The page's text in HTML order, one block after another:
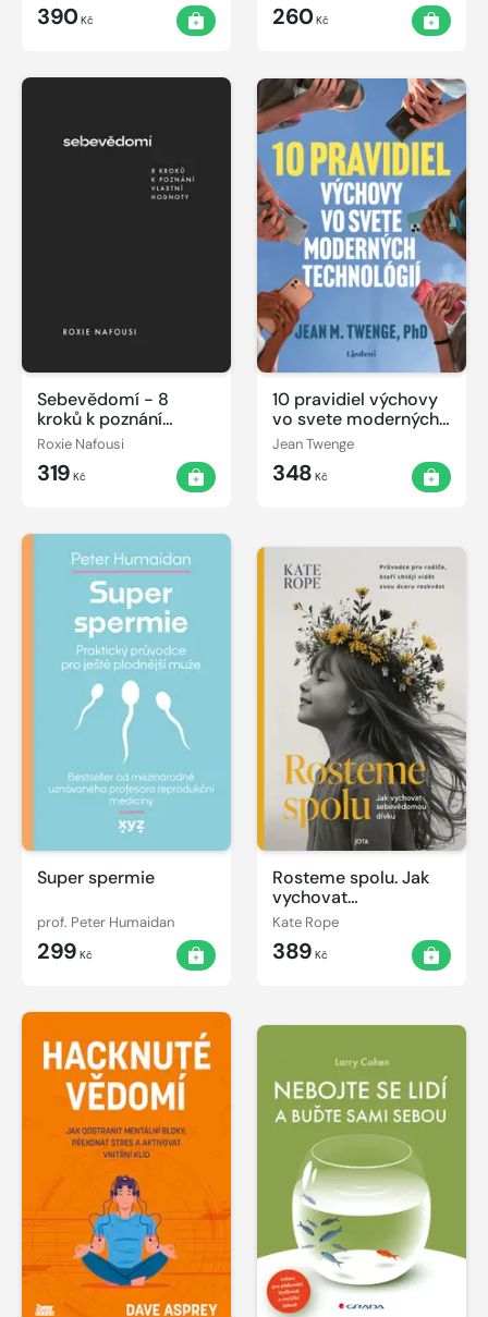
390Kč 260Kč
Sebevědomí - 8
kroků k poznání
vlastní hodnoty
Roxie Nafousi
319 Kč
10 pravidiel výchovy
vo svete moderných
technológií
Jean Twenge
348 Kč
Super spermie
prof. Peter Humaidan
299 Kč
Rosteme spolu. Jak
vychovat
sebevědomou dívku
Kate Rope
389 Kč